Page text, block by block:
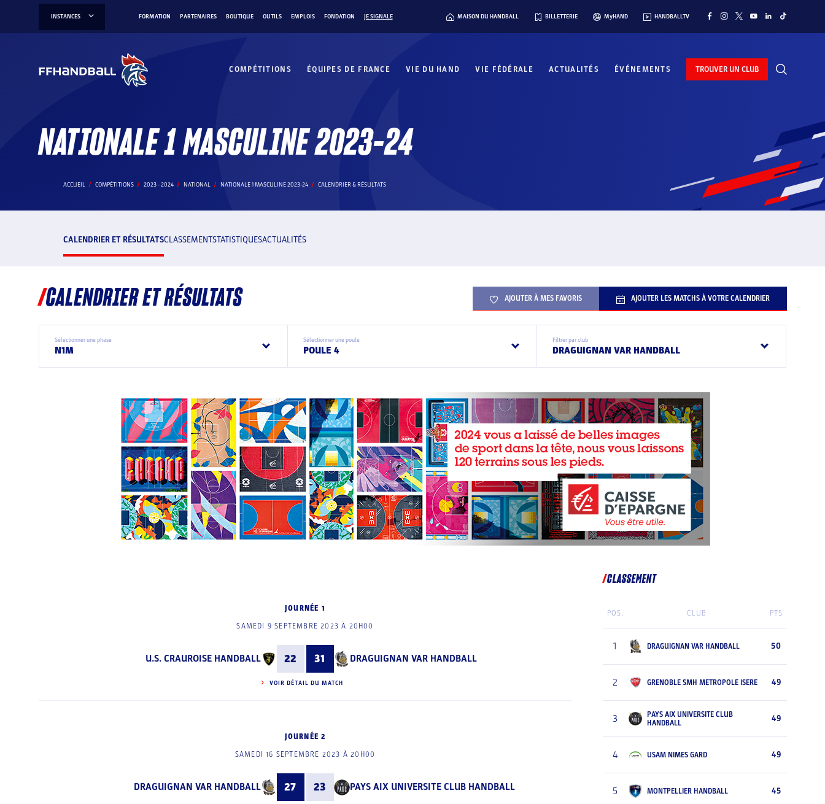
INSTANCES FORMATION PARTENAIRES BOUTIQUE OUTILS EMPLOIS FONDATION JE SIGNALE MAISON DU HANDBALL BILLETTERIE MyHAND HANDBALLTV
COMPÉTITIONS ÉQUIPES DE FRANCE VIE DU HAND VIE FÉDÉRALE ACTUALITÉS ÉVÉNEMENTS TROUVER UN CLUB
NATIONALE 1 MASCULINE 2023-24
ACCUEIL COMPÉTITIONS 2023 - 2024 NATIONAL NATIONALE 1 MASCULINE 2023-24 CALENDRIER & RÉSULTATS
CALENDRIER ET RÉSULTATSCLASSEMENTSTATISTIQUESACTUALITÉS
CALENDRIER ET RÉSULTATS AJOUTER À MES FAVORIS AJOUTER LES MATCHS À VOTRE CALENDRIER
Sélectionner une phase
N1M
Sélectionner une poule
POULE 4
Filtrer par club
DRAGUIGNAN VAR HANDBALL
JOURNÉE 1
SAMEDI 9 SEPTEMBRE 2023 À 20H00
U.S. CRAUROISE HANDBALL 22 31 DRAGUIGNAN VAR HANDBALL
VOIR DÉTAIL DU MATCH
JOURNÉE 2
SAMEDI 16 SEPTEMBRE 2023 À 20H00
DRAGUIGNAN VAR HANDBALL 27 23 PAYS AIX UNIVERSITE CLUB HANDBALL
CLASSEMENT
POS. CLUB PTS
1 DRAGUIGNAN VAR HANDBALL 50
2 GRENOBLE SMH METROPOLE ISERE 49
3
PAYS AIX UNIVERSITE CLUB
HANDBALL
49
4 USAM NIMES GARD 49
5 MONTPELLIER HANDBALL 45